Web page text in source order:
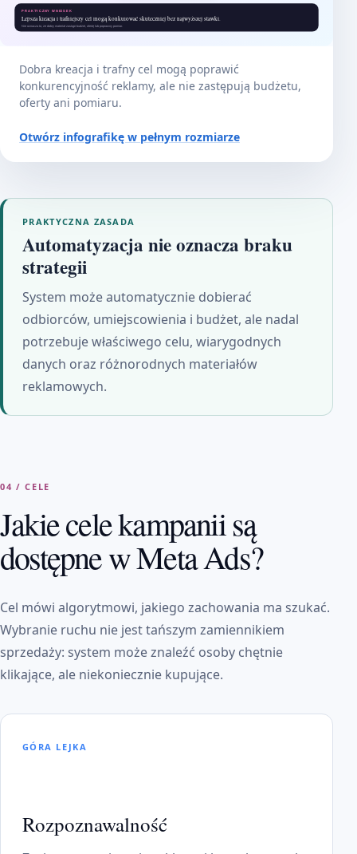
Dobra kreacja i trafny cel mogą poprawić
konkurencyjność reklamy, ale nie zastępują budżetu,
oferty ani pomiaru.
Otwórz infografikę w pełnym rozmiarze
PRAKTYCZNA ZASADA
Automatyzacja nie oznacza braku
strategii
System może automatycznie dobierać
odbiorców, umiejscowienia i budżet, ale nadal
potrzebuje właściwego celu, wiarygodnych
danych oraz różnorodnych materiałów
reklamowych.
04 / CELE
Jakie cele kampanii są
dostępne w Meta Ads?
Cel mówi algorytmowi, jakiego zachowania ma szukać.
Wybranie ruchu nie jest tańszym zamiennikiem
sprzedaży: system może znaleźć osoby chętnie
klikające, ale niekoniecznie kupujące.
GÓRA LEJKA
Rozpoznawalność